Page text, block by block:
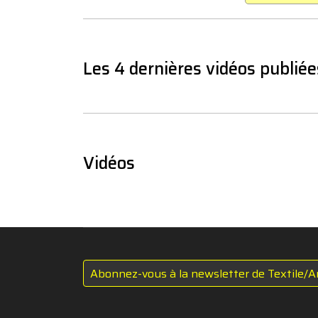
Les 4 dernières vidéos
Vidéos
Abonnez-vous à la newsletter de Textile/